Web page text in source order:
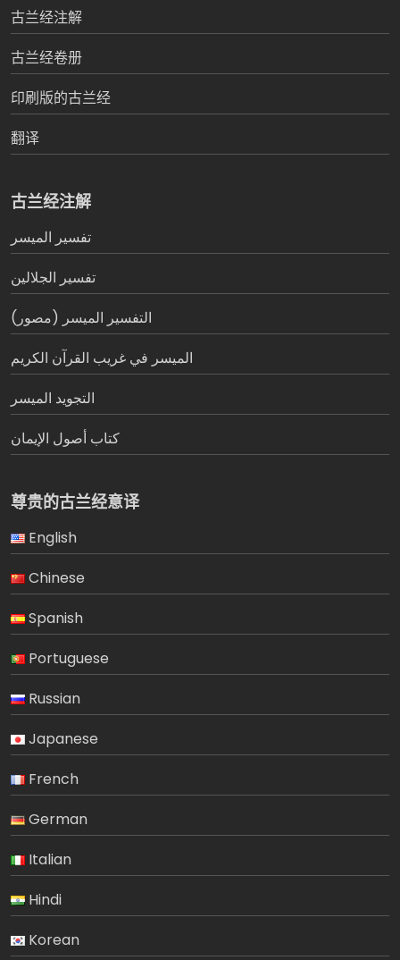
古兰经注解
古兰经卷册
印刷版的古兰经
翻译
古兰经注解
تفسير المیسر
تفسير الجلالين
التفسير الميسر (مصور)
الميسر في غريب القرآن الكريم
التجويد الميسر
كتاب أصول الإيمان
尊贵的古兰经意译
English
Chinese
Spanish
Portuguese
Russian
Japanese
French
German
Italian
Hindi
Korean